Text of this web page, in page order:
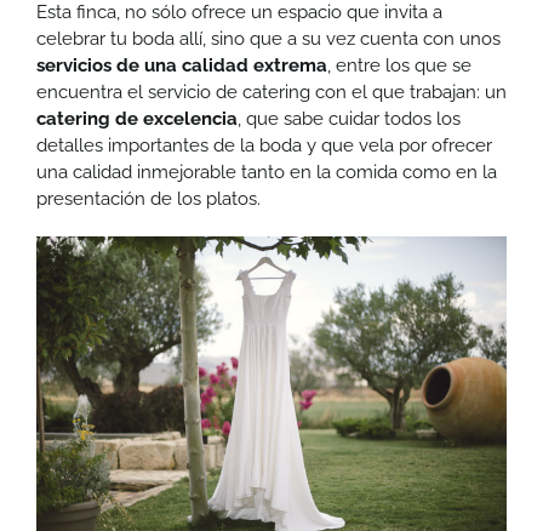
Esta finca, no sólo ofrece un espacio que invita a
celebrar tu boda allí, sino que a su vez cuenta con unos
servicios de una calidad extrema, entre los que se
encuentra el servicio de catering con el que trabajan: un
catering de excelencia, que sabe cuidar todos los
detalles importantes de la boda y que vela por ofrecer
una calidad inmejorable tanto en la comida como en la
presentación de los platos.